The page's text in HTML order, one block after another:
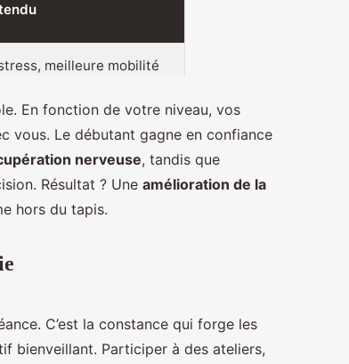
meilleure mobilité
la récupération après
dynamique
prévention des
En fonction de votre niveau, vos
vous. Le débutant gagne en confiance
nerveuse, tandis que
Résultat ? Une amélioration de la
hors du tapis.
C’est la constance qui forge les
bienveillant. Participer à des ateliers,